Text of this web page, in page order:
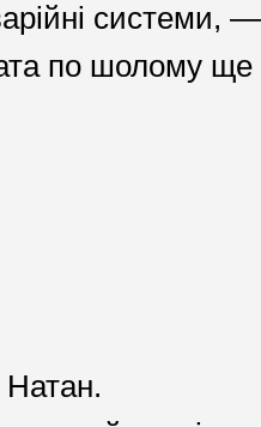
системи,
по шолому ще